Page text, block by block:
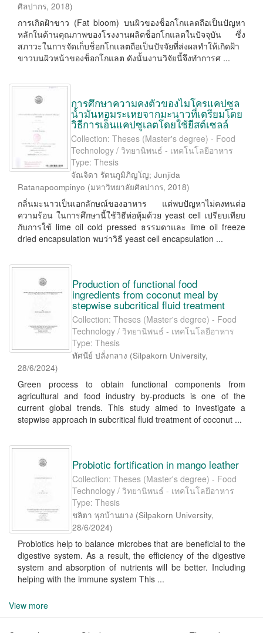
ศิลปากร, 2018)
การเกิดฝ้าขาว (Fat bloom) บนผิวของช็อกโกแลตถือเป็นปัญหา
หลักในด้านคุณภาพของโรงงานผลิตช็อกโกแลตในปัจจุบัน ซึ่ง
สภาวะในการจัดเก็บช็อกโกเเลตถือเป็นปัจจัยที่ส่งผลทำให้เกิดฝ้า
ขาวบนผิวหน้าของช็อกโกแลต ดังนั้นงานวิจัยนี้จึงทำการศ ...
การศึกษาความคงตัวของไมโครแคปซูล
น้ำมันหอมระเหยจากมะนาวที่เตรียมโดย
วิธีการเอ็นแคปซูเลตโดยใช้ยีสต์เซลล์
Collection: Theses (Master's degree) - Food
Technology / วิทยานิพนธ์ - เทคโนโลยีอาหาร
Type: Thesis
จัณจิดา รัตนภูมิภิญโญ;Junjida
Ratanapoompinyo (มหาวิทยาลัยศิลปากร, 2018)
กลิ่นมะนาวเป็นเอกลักษณ์ของอาหาร แต่พบปัญหาไม่คงทนต่อ
ความร้อน ในการศึกษานี้ใช้วิธีห่อหุ้มด้วย yeast cell เปรียบเทียบ
กับการใช้ lime oil cold pressed ธรรมดาและ lime oil freeze
dried encapsulation พบว่าวิธี yeast cell encapsulation ...
Production of functional food
ingredients from coconut meal by
stepwise subcritical fluid treatment
Collection: Theses (Master's degree) - Food
Technology / วิทยานิพนธ์ - เทคโนโลยีอาหาร
Type: Thesis
ทัศนีย์ ปลั่งกลาง (Silpakorn University,
28/6/2024)
Green process to obtain functional components from
agricultural and food industry by-products is one of the
current global trends. This study aimed to investigate a
stepwise approach in subcritical fluid treatment of coconut ...
Probiotic fortification in mango leather
Collection: Theses (Master's degree) - Food
Technology / วิทยานิพนธ์ - เทคโนโลยีอาหาร
Type: Thesis
ชลิตา พุกบ้านยาง (Silpakorn University,
28/6/2024)
Probiotics help to balance microbes that are beneficial to the
digestive system. As a result, the efficiency of the digestive
system and absorption of nutrients will be better. Including
helping with the immune system This ...
View more